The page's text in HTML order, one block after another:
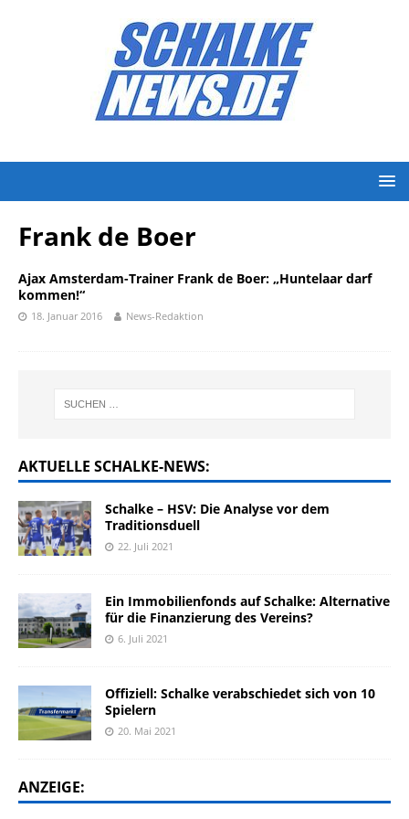
Frank de Boer
Ajax Amsterdam-Trainer Frank de Boer: „Huntelaar darf
kommen!“
18. Januar 2016 News-Redaktion
AKTUELLE SCHALKE-NEWS:
Schalke – HSV: Die Analyse vor dem
Traditionsduell
22. Juli 2021
Ein Immobilienfonds auf Schalke: Alternative
für die Finanzierung des Vereins?
6. Juli 2021
Offiziell: Schalke verabschiedet sich von 10
Spielern
20. Mai 2021
ANZEIGE: